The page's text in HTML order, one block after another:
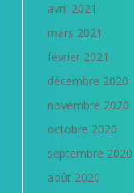
avril 2021
mars 2021
février 2021
décembre 2020
novembre 2020
octobre 2020
septembre 2020
août 2020